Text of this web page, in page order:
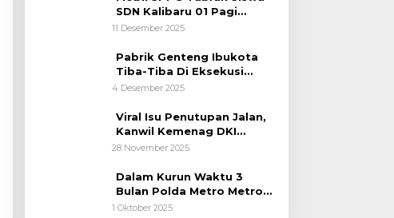
SDN Kalibaru 01 Pagi
Cilincing Jakarta Utara
11 Desember 2025
Pabrik Genteng Ibukota
Tiba-Tiba Di Eksekusi
Jurusita Pengadilan Negeri
Hukum Sejak Awal
4 Desember 2025
Viral Isu Penutupan Jalan,
Kanwil Kemenag DKI
Jakarta Luruskan Fakta
28 November 2025
Dalam Kurun Waktu 3
Bulan Polda Metro Metro
Ungkap 1,14 Ton Narkoba
1 Oktober 2025